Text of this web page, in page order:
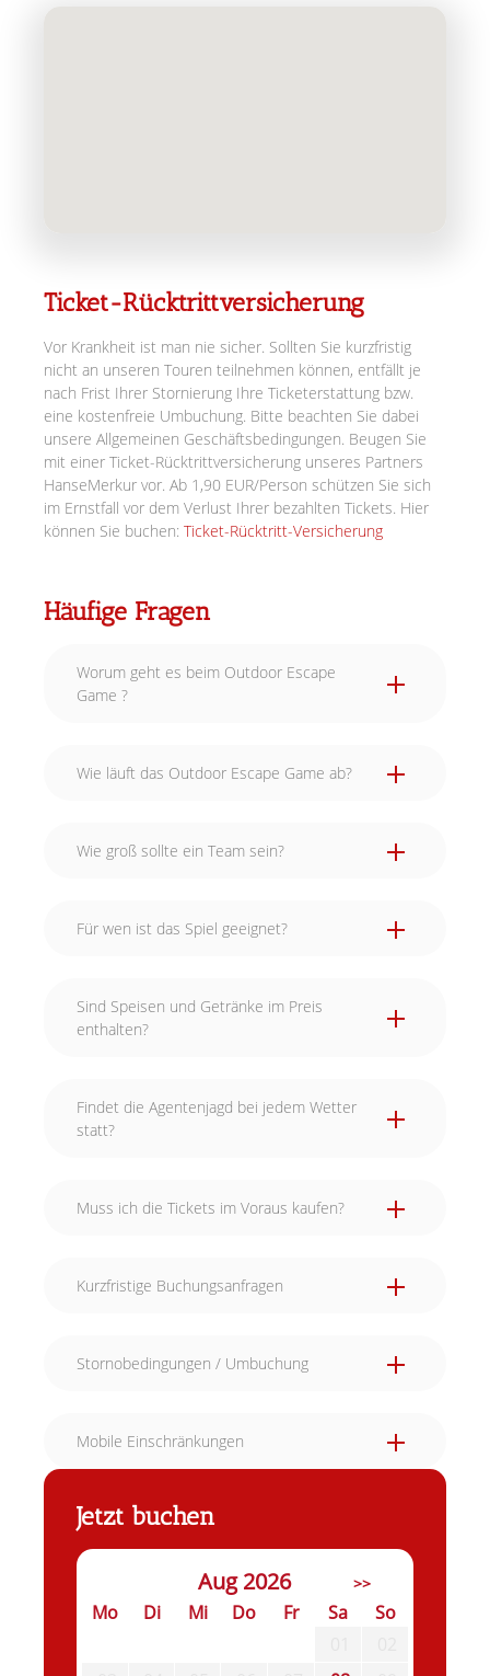
Ticket-Rücktrittversicherung
Vor Krankheit ist man nie sicher. Sollten Sie kurzfristig
nicht an unseren Touren teilnehmen können, entfällt je
nach Frist Ihrer Stornierung Ihre Ticketerstattung bzw.
eine kostenfreie Umbuchung. Bitte beachten Sie dabei
unsere Allgemeinen Geschäftsbedingungen. Beugen Sie
mit einer Ticket-Rücktrittversicherung unseres Partners
HanseMerkur vor. Ab 1,90 EUR/Person schützen Sie sich
im Ernstfall vor dem Verlust Ihrer bezahlten Tickets. Hier
können Sie buchen: Ticket-Rücktritt-Versicherung
Häufige Fragen
Worum geht es beim Outdoor Escape
Game ?
Wie läuft das Outdoor Escape Game ab?
Wie groß sollte ein Team sein?
Für wen ist das Spiel geeignet?
Sind Speisen und Getränke im Preis
enthalten?
Findet die Agentenjagd bei jedem Wetter
statt?
Muss ich die Tickets im Voraus kaufen?
Kurzfristige Buchungsanfragen
Stornobedingungen / Umbuchung
Mobile Einschränkungen
Jetzt buchen
Aug 2026 >>
Mo Di Mi Do Fr Sa
So